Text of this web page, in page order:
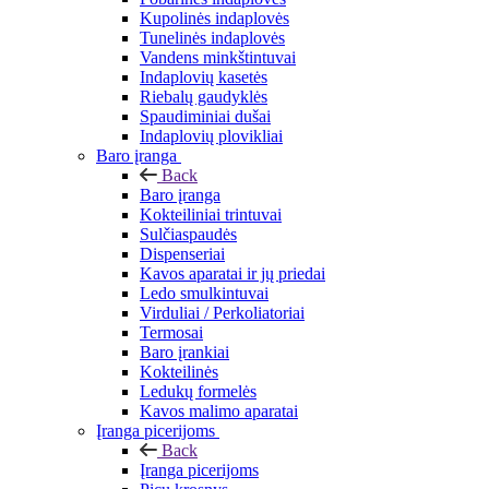
Kupolinės indaplovės
Tunelinės indaplovės
Vandens minkštintuvai
Indaplovių kasetės
Riebalų gaudyklės
Spaudiminiai dušai
Indaplovių plovikliai
Baro įranga
Back
Baro įranga
Kokteiliniai trintuvai
Sulčiaspaudės
Dispenseriai
Kavos aparatai ir jų priedai
Ledo smulkintuvai
Virduliai / Perkoliatoriai
Termosai
Baro įrankiai
Kokteilinės
Ledukų formelės
Kavos malimo aparatai
Įranga picerijoms
Back
Įranga picerijoms